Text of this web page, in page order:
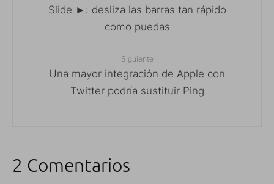
Slide ►: desliza las barras tan rápido
como puedas
Siguiente
Una mayor integración de Apple con
Twitter podría sustituir Ping
2 Comentarios